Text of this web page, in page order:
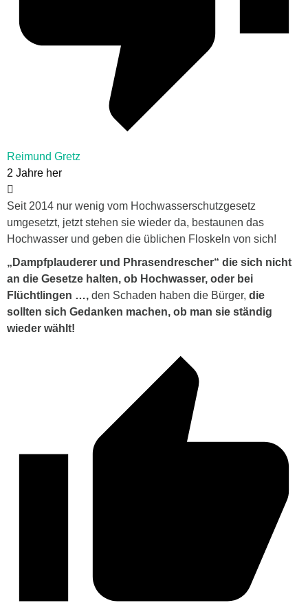
Reimund Gretz
2 Jahre her
Seit 2014 nur wenig vom Hochwasserschutzgesetz
umgesetzt, jetzt stehen sie wieder da, bestaunen das
Hochwasser und geben die üblichen Floskeln von sich!
„Dampfplauderer und Phrasendrescher“ die sich nicht
an die Gesetze halten, ob Hochwasser, oder bei
Flüchtlingen …, den Schaden haben die Bürger, die
sollten sich Gedanken machen, ob man sie ständig
wieder wählt!